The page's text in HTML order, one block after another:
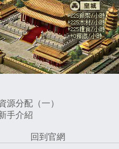
源分配（一）
手介紹
回到官網